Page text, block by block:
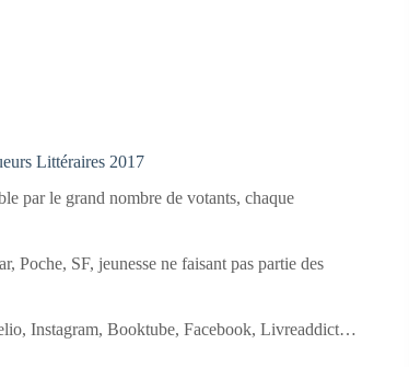
Littéraires 2017
par le grand nombre de votants, chaque
Poche, SF, jeunesse ne faisant pas partie des
Instagram, Booktube, Facebook, Livreaddict…